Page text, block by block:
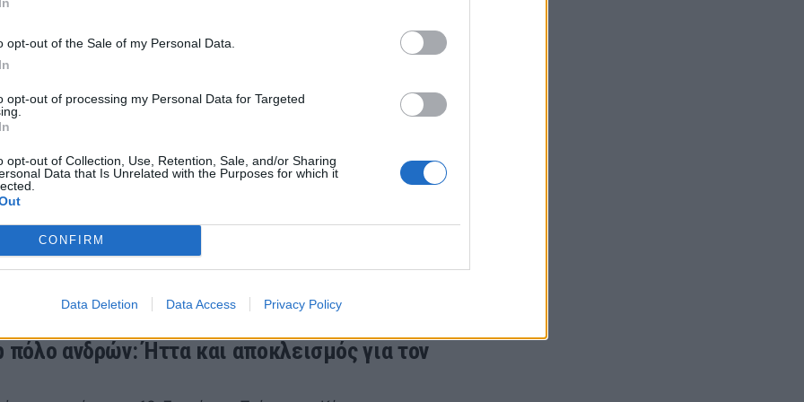
opt-out of the Sale of my Personal Data.
opt-out of processing my Personal Data for Targeted
opt-out of Collection, Use, Retention, Sale, and/or Sharing
Data that Is Unrelated with the Purposes for which it
CONFIRM
Data Deletion Data Access Privacy Policy
Πόλο: Όλα για όλα για την πρόκριση ο
κόντρα στην Παρτιζάν
«εισιτήριο» για τα προημιτελικά του Euro Cup διεκδικεί η
πόλο ανδρών: Ήττα και αποκλεισμός για τον